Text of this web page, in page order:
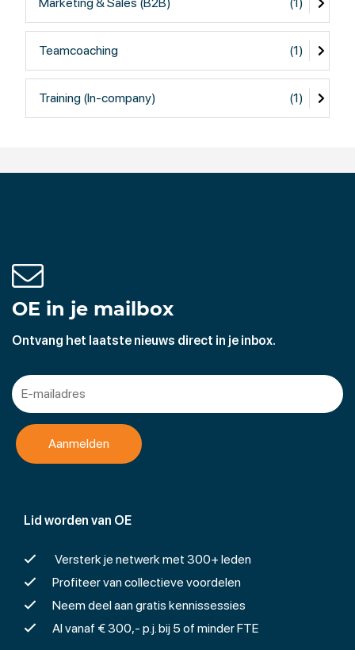
Teamcoaching (1)
Training (In-company) (1)
Lid worden van OE
Versterk je netwerk met 300+ leden
Profiteer van collectieve voordelen
Neem deel aan gratis kennissessies
Al vanaf € 300,- p.j. bij 5 of minder FTE
OE in je mailbox
Ontvang het laatste nieuws direct in je inbox.